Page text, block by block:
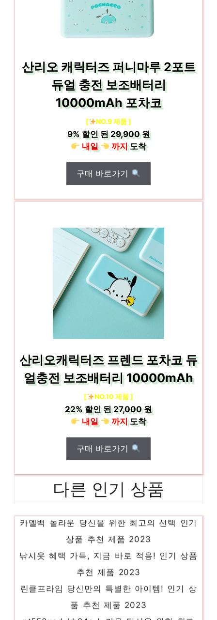
산리오 캐릭터즈 퍼니마루 2포트
듀얼 충전 보조배터리
10000mAh 포차코
[ NO.9 제품 ]
9%할인 된29,900 원
내일
까지도착
구매 바로가기
산리오캐릭터즈 프렌드 포차코 듀
얼충전 보조배터리 10000mAh
[ NO.10 제품 ]
22%할인 된27,000 원
내일
까지도착
구매 바로가기
다른 인기 상품
카멜백 놀라운 당신을 위한 최고의 선택 인기